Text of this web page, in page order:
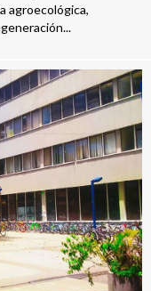
agroecológica,